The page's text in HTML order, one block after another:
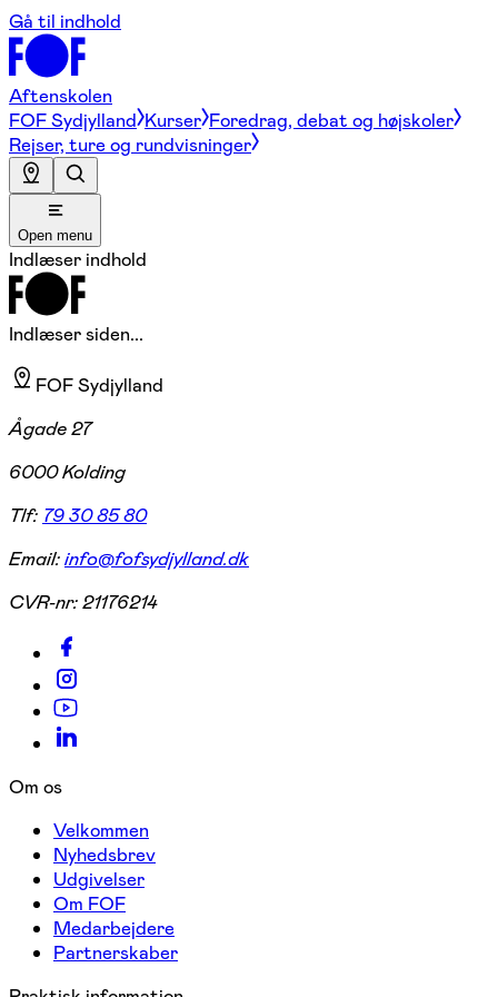
Gå til indhold
Aftenskolen
FOF Sydjylland Kurser Foredrag, debat og højskoler
Rejser, ture og rundvisninger
Open menu
Indlæser indhold
Indlæser siden...
FOF Sydjylland
Ågade 27
6000 Kolding
Tlf: 79 30 85 80
Email:info@fofsydjylland.dk
CVR-nr:21176214
Om os
Velkommen
Nyhedsbrev
Udgivelser
Om FOF
Medarbejdere
Partnerskaber